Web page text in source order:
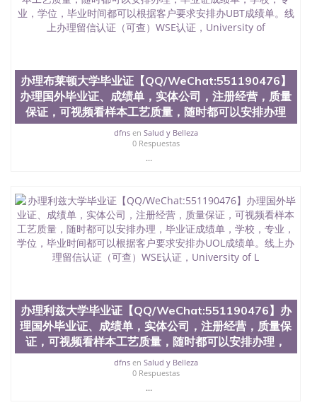
办理布莱顿大学毕业证【QQ/WeChat:551190476】
办理国外毕业证、成绩单，实体公司，注册经营，质量
保证，可视频看样本工艺质量，随时都可以安排办理
dfnsen Salud y Belleza
0 Respuestas
...
办理利兹大学毕业证【QQ/WeChat:551190476】办
理国外毕业证、成绩单，实体公司，注册经营，质量保
证，可视频看样本工艺质量，随时都可以安排办理，
dfnsen Salud y Belleza
0 Respuestas
...